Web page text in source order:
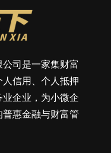
司是一家集财富
信用、个人抵押
企业，为小微企
惠金融与财富管